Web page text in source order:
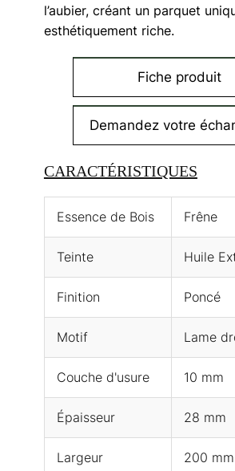
l’aubier, créant un parquet
esthétiquement riche.
Fiche produit
Demandez votre
CARACTÉRISTIQUES
Essence de Bois Frêne
Teinte Huile
Finition Poncé
Motif Lame
Couche d'usure 10 mm
Épaisseur 28 mm
Largeur 200 mm